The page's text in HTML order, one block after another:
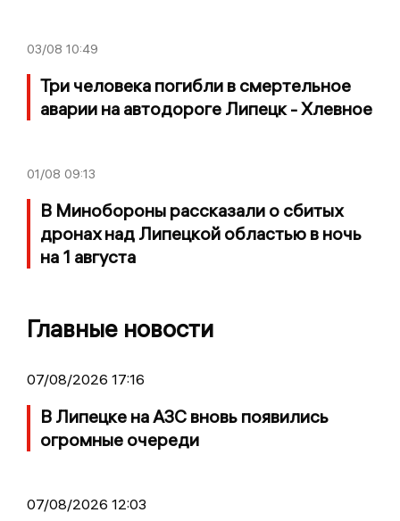
03/08 10:49
Три человека погибли в смертельное
аварии на автодороге Липецк - Хлевное
01/08 09:13
В Минобороны рассказали о сбитых
дронах над Липецкой областью в ночь
на 1 августа
Главные новости
07/08/2026 17:16
В Липецке на АЗС вновь появились
огромные очереди
07/08/2026 12:03